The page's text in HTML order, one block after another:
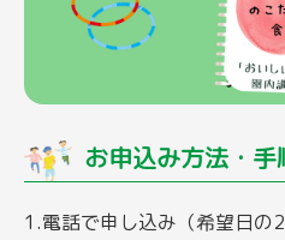
お申込み方法・手
1.電話で申し込み（希望日